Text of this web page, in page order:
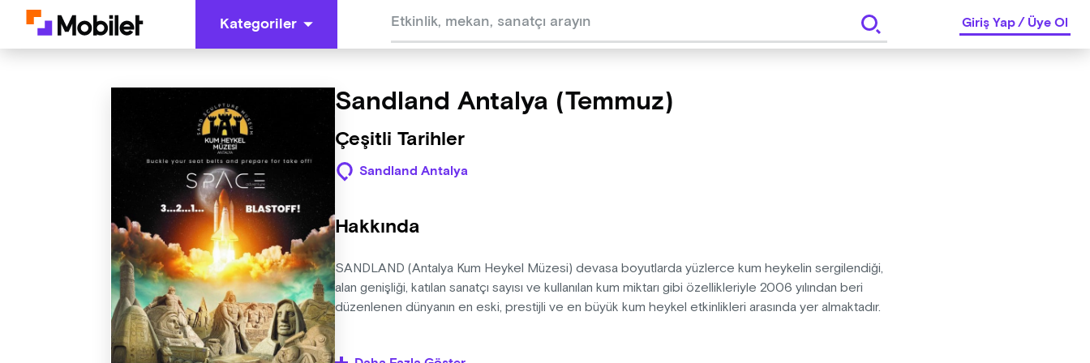
Kategoriler Giriş Yap/Üye Ol
Sandland Antalya (Temmuz)
Çeşitli Tarihler
Sandland Antalya
Hakkında
SANDLAND (Antalya Kum Heykel Müzesi) devasa boyutlarda yüzlerce kum heykelin sergilendiği,
alan genişliği, katılan sanatçı sayısı ve kullanılan kum miktarı gibi özellikleriyle 2006 yılından beri
düzenlenen dünyanın en eski, prestijli ve en büyük kum heykel etkinlikleri arasında yer almaktadır.